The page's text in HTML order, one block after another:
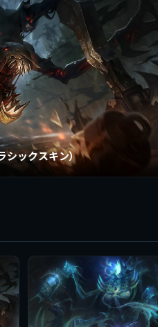
シックスキン）